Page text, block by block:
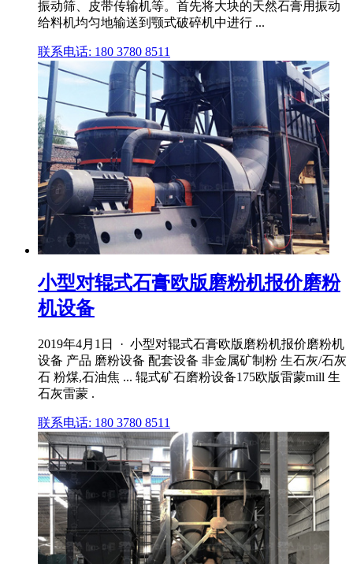
振动筛、皮带传输机等。首先将大块的天然石膏用振动
给料机均匀地输送到颚式破碎机中进行 ...
联系电话: 180 3780 8511
小型对辊式石膏欧版磨粉机报价磨粉
机设备
2019年4月1日 · 小型对辊式石膏欧版磨粉机报价磨粉机
设备 产品 磨粉设备 配套设备 非金属矿制粉 生石灰/石灰
石 粉煤,石油焦 ... 辊式矿石磨粉设备175欧版雷蒙mill 生
石灰雷蒙 .
联系电话: 180 3780 8511